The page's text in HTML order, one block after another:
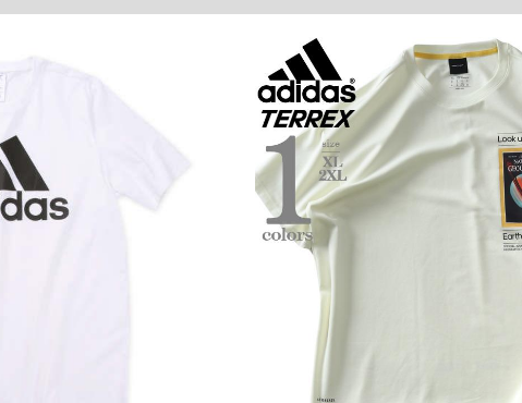
ださいませ。
象。1本5,999円以下の商品は有料（500円+税）となります。）
画面）によって、商品の色味が若干異なる場合がございます。予めご了承ください。
取り寄せ等により、お客様にご迷惑をお掛けしてしまう場合がございます。そのようなこ